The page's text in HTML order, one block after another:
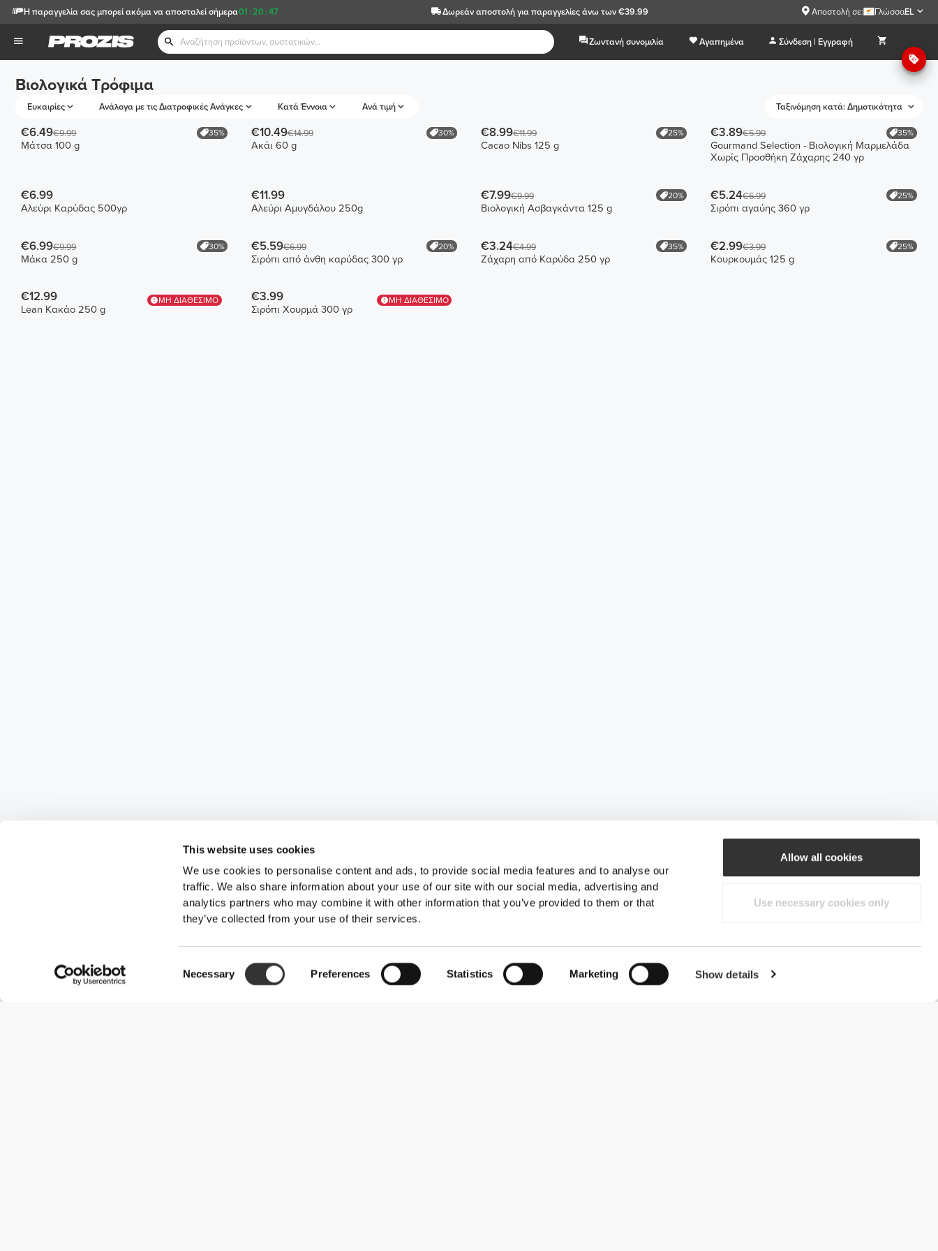
This website uses cookies
We use cookies to personalise content and ads, to provide social media features and to analyse our
traffic. We also share information about your use of our site with our social media, advertising and
analytics partners who may combine it with other information that you’ve provided to them or that
they’ve collected from your use of their services.
Selection
Necessary Preferences Statistics Marketing Show details
Allow all cookies
Use necessary cookies only
01 :20 :47
Η παραγγελία σας μπορεί ακόμα να αποσταλεί σήμερα Δωρεάν αποστολήγια παραγγελίες άνω των €39.99 Αποστολή σε: ΓλώσσαEL
Ζωντανή συνομιλία Αγαπημένα Σύνδεση | Εγγραφή
Βιολογικά Τρόφιμα
Ευκαιρίες Ανάλογα με τις Διατροφικές Ανάγκες Κατά Έννοια Ανά τιμή Ταξινόμηση κατά: Δημοτικότητα
€6.49€9.99 35%
Μάτσα 100 g
€10.49€14.99 30%
Ακάι 60 g
€8.99€11.99 25%
Cacao Nibs 125 g
€3.89€5.99 35%
Gourmand Selection - Βιολογική Μαρμελάδα
Χωρίς Προσθήκη Ζάχαρης 240 γρ
€6.99
Αλεύρι Καρύδας 500γρ
€11.99
Αλεύρι Αμυγδάλου 250g
€7.99€9.99 20%
Βιολογική Ασβαγκάντα 125 g
€5.24€6.99 25%
Σιρόπι αγαύης 360 γρ
€6.99€9.99 30%
Μάκα 250 g
€5.59€6.99 20%
Σιρόπι από άνθη καρύδας 300 γρ
€3.24€4.99 35%
Ζάχαρη από Καρύδα 250 γρ
€2.99€3.99 25%
Κουρκουμάς 125 g
ΜΗ ΔΙΑΘΕΣΙΜΟ
€12.99
Lean Κακάο 250 g
ΜΗ ΔΙΑΘΕΣΙΜΟ
€3.99
Σιρόπι Χουρμά 300 γρ